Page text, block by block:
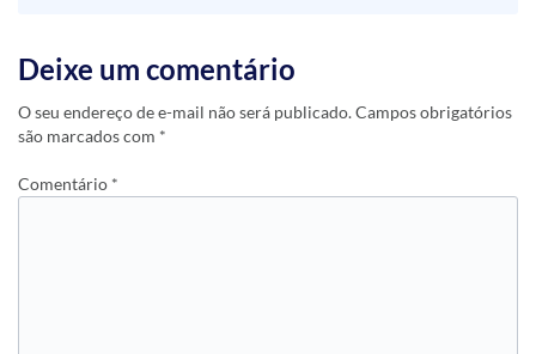
Deixe um comentário
O seu endereço de e-mail não será publicado.Campos obrigatórios
são marcados com *
Comentário *